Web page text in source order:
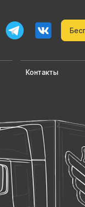
Контакты